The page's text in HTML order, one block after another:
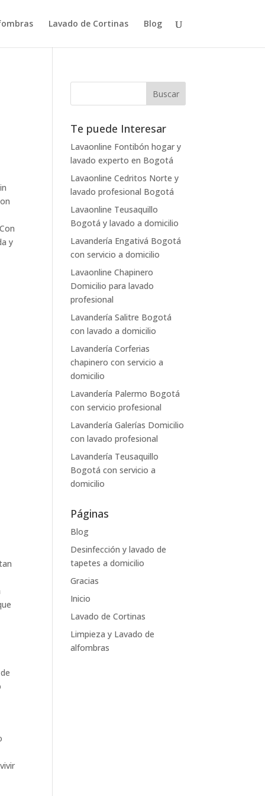
Lavado de Cortinas Blog
y
Te puede Interesar
Lavaonline Fontibón hogar y
lavado experto en Bogotá
Lavaonline Cedritos Norte y
lavado profesional Bogotá
Lavaonline Teusaquillo
Bogotá y lavado a domicilio
Lavandería Engativá Bogotá
con servicio a domicilio
Lavaonline Chapinero
Domicilio para lavado
profesional
Lavandería Salitre Bogotá
con lavado a domicilio
Lavandería Corferias
chapinero con servicio a
domicilio
Lavandería Palermo Bogotá
con servicio profesional
Lavandería Galerías Domicilio
con lavado profesional
Lavandería Teusaquillo
Bogotá con servicio a
domicilio
Páginas
Blog
Desinfección y lavado de
tapetes a domicilio
Gracias
Inicio
Lavado de Cortinas
Limpieza y Lavado de
alfombras